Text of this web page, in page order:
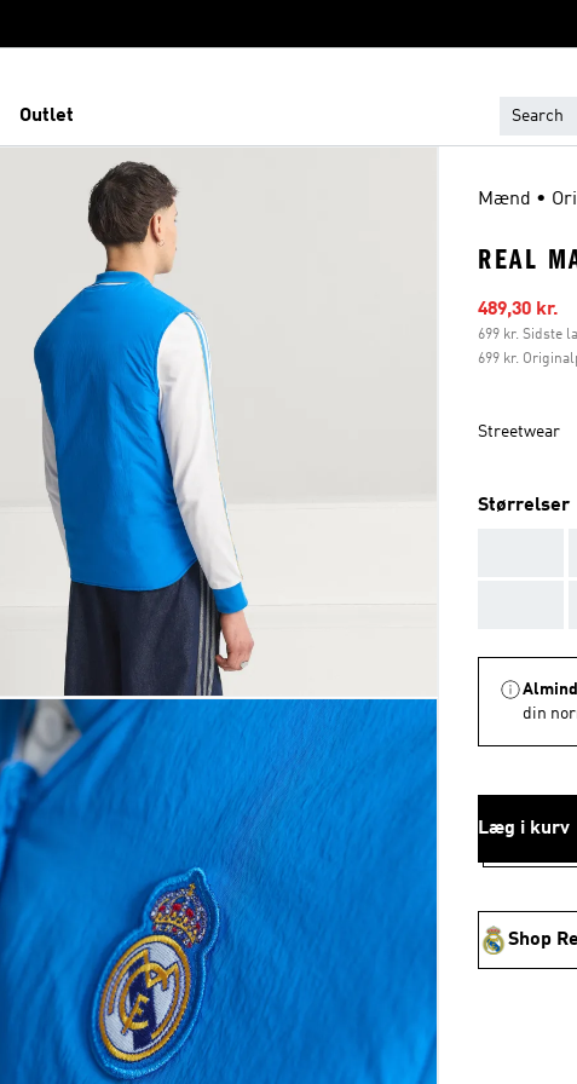
Outlet
Mænd •
REAL
Udsalgspris
489,30 kr.
699 kr. Sidste
699 kr.
Streetwear
Størrelser
din
Læg i kurv
Shop